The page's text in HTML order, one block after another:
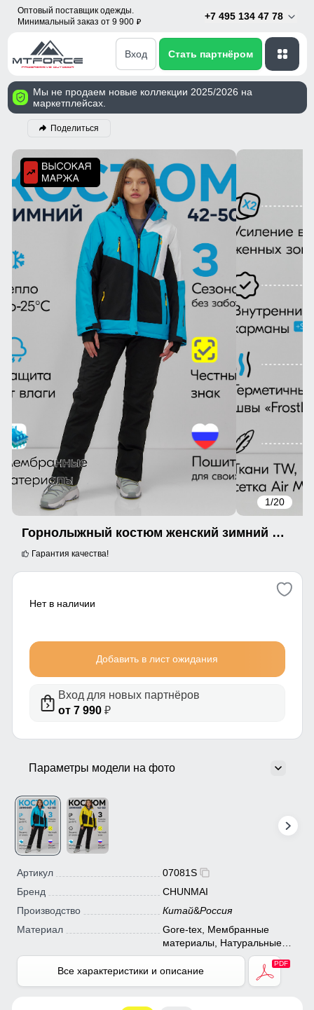
Оптовый поставщик одежды.
Минимальный заказ от 9 900 p
+7 495 134 47 78
Вход Стать партнёром
Мы не продаем новые коллекции 2025/2026 на
маркетплейсах.
Поделиться
1/20
Горнолыжный костюм женский зимний синего цвета 07081S
Гарантия качества!
Нет в наличии
Добавить в лист ожидания
Вход для новых партнёров
от 7 990₽
Параметры модели на фото
Артикул
07081S
Бренд
CHUNMAI
Производство
Китай&Россия
Материал
Gore-tex, Мембранные
материалы, Натуральные
материалы, Полиэстер,
Плащевка, Тефлон,
Экологичные материалы
Все характеристики и описание